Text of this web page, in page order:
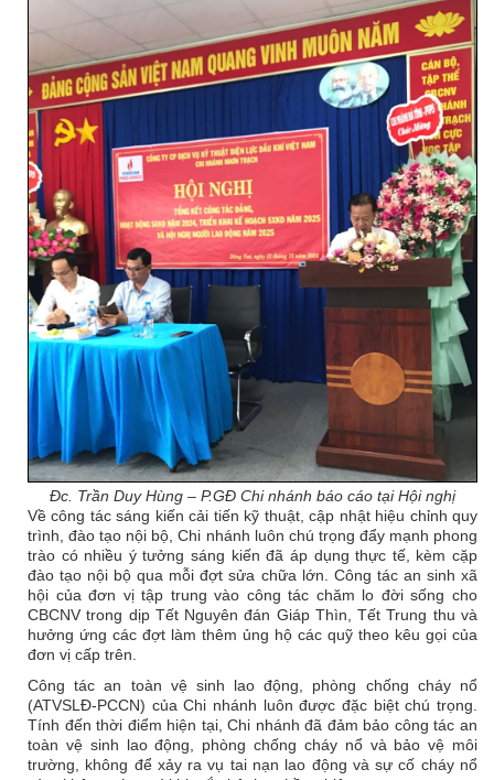
Đc. Trần Duy Hùng – P.GĐ Chi nhánh báo cáo tại Hội nghị
Về công tác sáng kiến cải tiến kỹ thuật, cập nhật hiệu chỉnh quy
trình, đào tạo nội bộ, Chi nhánh luôn chú trọng đẩy mạnh phong
trào có nhiều ý tưởng sáng kiến đã áp dụng thực tế, kèm cặp
đào tạo nội bộ qua mỗi đợt sửa chữa lớn. Công tác an sinh xã
hội của đơn vị tập trung vào công tác chăm lo đời sống cho
CBCNV trong dịp Tết Nguyên đán Giáp Thìn, Tết Trung thu và
hưởng ứng các đợt làm thêm ủng hộ các quỹ theo kêu gọi của
đơn vị cấp trên.
Công tác an toàn vệ sinh lao động, phòng chống cháy nổ
(ATVSLĐ-PCCN) của Chi nhánh luôn được đặc biệt chú trọng.
Tính đến thời điểm hiện tại, Chi nhánh đã đảm bảo công tác an
toàn vệ sinh lao động, phòng chống cháy nổ và bảo vệ môi
trường, không để xảy ra vụ tai nạn lao động và sự cố cháy nổ